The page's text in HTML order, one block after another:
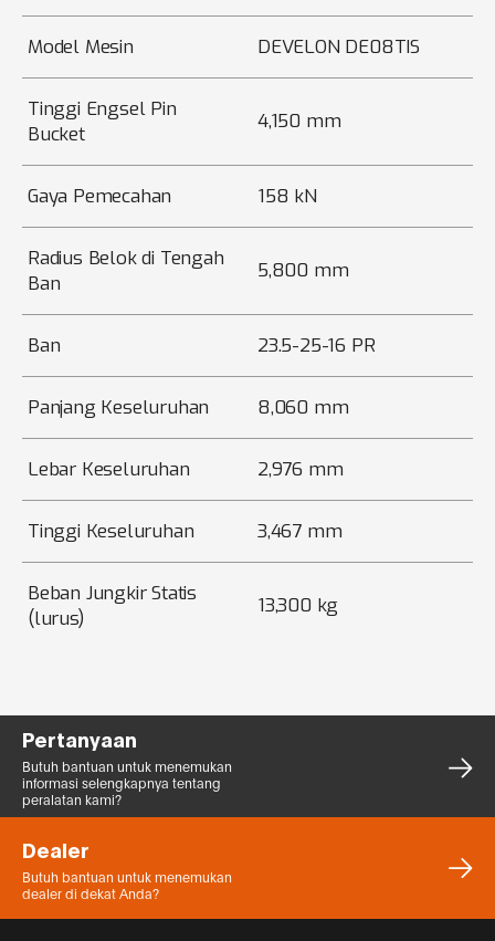
Model Mesin DEVELON DE08TIS
Tinggi Engsel Pin
Bucket
4,150 mm
Gaya Pemecahan 158 kN
Radius Belok di Tengah
Ban
5,800 mm
Ban 23.5-25-16 PR
Panjang Keseluruhan 8,060 mm
Lebar Keseluruhan 2,976 mm
Tinggi Keseluruhan 3,467 mm
Beban Jungkir Statis
(lurus)
13,300 kg
Pertanyaan
Butuh bantuan untuk menemukan
informasi selengkapnya tentang
peralatan kami?
Dealer
Butuh bantuan untuk menemukan
dealer di dekat Anda?